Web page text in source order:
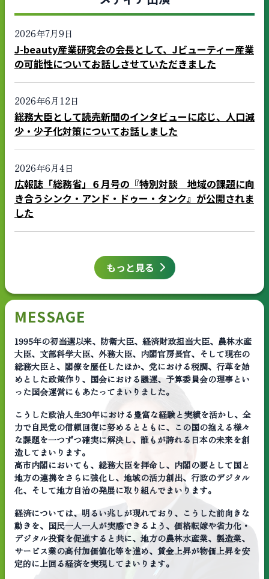
2026年7月9日
J-beauty産業研究会の会長として、Jビューティー産業
の可能性についてお話しさせていただきました
2026年6月12日
総務大臣として読売新聞のインタビューに応じ、人口減
少・少子化対策についてお話しました
2026年6月4日
広報誌「総務省」６月号の『特別対談 地域の課題に向
き合うシンク・アンド・ドゥー・タンク』が公開されま
した
もっと見る
MESSAGE
1995年の初当選以来、防衛大臣、経済財政担当大臣、農林水産
大臣、文部科学大臣、外務大臣、内閣官房長官、そして現在の
総務大臣と、閣僚を歴任したほか、党における税調、行革を始
めとした政策作り、国会における議運、予算委員会の理事とい
った国会運営にもあたってまいりました。
こうした政治人生30年における豊富な経験と実績を活かし、全
力で自民党の信頼回復に努めるとともに、この国の抱える様々
な課題を一つずつ確実に解決し、誰もが誇れる日本の未来を創
造してまいります。
高市内閣においても、総務大臣を拝命し、内閣の要として国と
地方の連携をさらに強化し、地域の活力創出、行政のデジタル
化、そして地方自治の発展に取り組んでまいります。
経済については、明るい兆しが現れており、こうした前向きな
動きを、国民一人一人が実感できるよう、価格転嫁や省力化・
デジタル投資を促進すると共に、地方の農林水産業、製造業、
サービス業の高付加価値化等を進め、賃金上昇が物価上昇を安
定的に上回る経済を実現してまいります。